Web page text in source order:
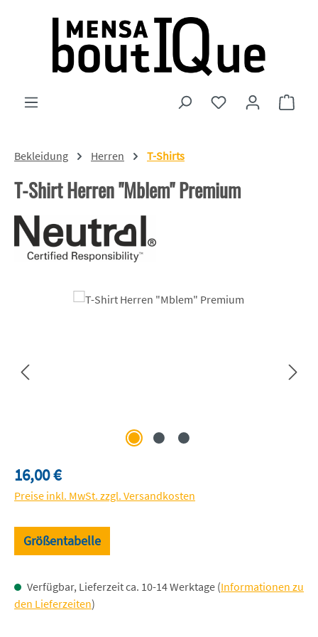
Zum Hauptinhalt springen
Du hast 0
Bekleidung Herren T-Shirts
T-Shirt Herren "Mblem" Premium
Bildergalerie überspringen
Regulärer Preis:
16,00 €
Preise inkl. MwSt. zzgl. Versandkosten
Größentabelle
Verfügbar, Lieferzeit ca. 10-14 Werktage (Informationen zu
den Lieferzeiten)